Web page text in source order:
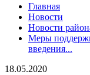
Главная
Новости
Новости
Меры
введения...
18.05.2020